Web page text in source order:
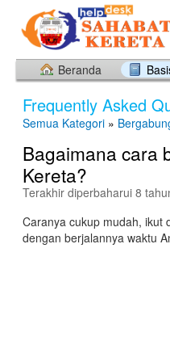
Beranda
Frequently Asked
Semua Kategori »
Bagaimana cara
Kereta?
Terakhir diperbaharui 8
Caranya cukup mudah, ikut
dengan berjalannya waktu